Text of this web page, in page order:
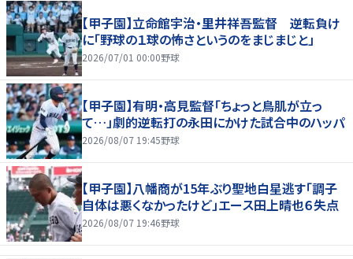
【甲子園】立命館宇治・里井祥吾監督 逆転負け
に「野球の１球の怖さというのをまじまじと」
2026/07/01 00:00野球
【甲子園】有明・高見監督「ちょっと鳥肌が立っ
て…」劇的逆転打の永田にかけた試合中のハッパ
2026/08/07 19:45野球
【甲子園】八幡商が15年ぶり聖地白星逃す「調子
自体は悪くなかったけど」エース田上晴也６失点
2026/08/07 19:46野球